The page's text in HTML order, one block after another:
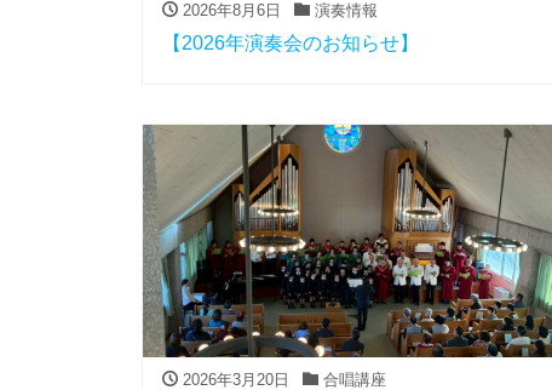
2026年8月6日 演奏情報
【2026年演奏会のお知らせ】
2026年3月20日 合唱講座